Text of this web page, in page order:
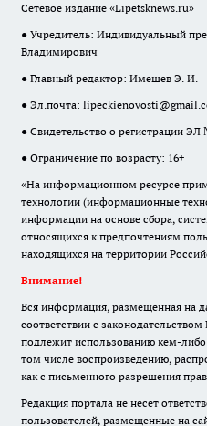
Сетевое издание «Lipetsknews.ru»
● Учредитель: Индивидуальный
Владимирович
● Главный редактор: Имешев Э. И.
● Эл.почта:
● Свидетельство о регистрации ЭЛ
● Ограничение по возрасту: 16+
«На информационном ресурсе
технологии (информационные
информации на основе сбора,
относящихся к предпочтениям
находящихся на территории
Внимание!
Вся информация, размещенная на
соответствии с
подлежит использованию кем-
том числе воспроизведению,
как с письменного разрешения
Редакция портала не несет
пользователей, размещенные на